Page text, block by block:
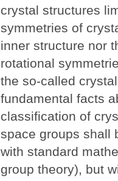
crystal structures
symmetries of
inner structure nor
rotational
the so-called
fundamental facts
classification of
space groups shall
with standard
group theory), but